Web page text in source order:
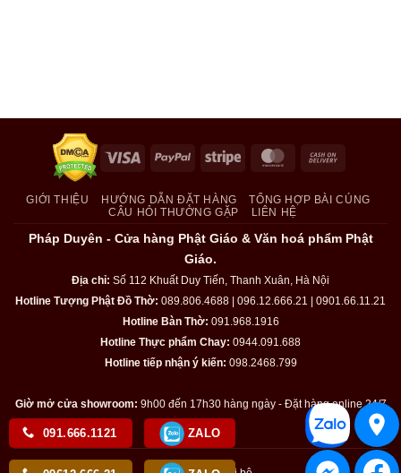
091.666.1121 ZALO
Visa PayPal Stripe MasterCard
Delivery
GIỚI THIỆU HƯỚNG DẪN ĐẶT HÀNG
TỔNG HỢP BÀI CÚNG
CÂU HỎI THƯỜNG GẶP
LIÊN HỆ
Pháp Duyên - Cửa hàng Phật Giáo & Văn hoá phẩm Phật
Giáo.
Địa chỉ: Số 112 Khuất Duy Tiến, Thanh Xuân, Hà Nội
Hotline Tượng Phật Đồ Thờ: 089.806.4688 | 096.12.666.21 | 0901.66.11.21
Hotline Bàn Thờ: 091.968.1916
Hotline Thực phẩm Chay: 0944.091.688
Hotline tiếp nhận ý kiến: 098.2468.799
Giờ mở cửa showroom: 9h00 đến 17h30 hàng ngày - Đặt hàng online 24/7